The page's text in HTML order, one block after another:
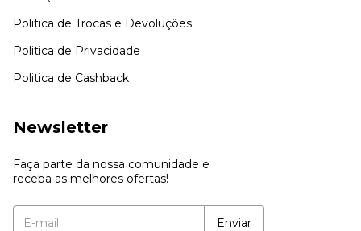
Politica de Trocas e Devoluções
Politica de Privacidade
Politica de Cashback
Newsletter
Faça parte da nossa comunidade e
receba as melhores ofertas!